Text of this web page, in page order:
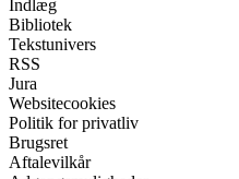
Indlæg
Bibliotek
Tekstunivers
RSS
Jura
Websitecookies
Politik for privatliv
Brugsret
Aftalevilkår